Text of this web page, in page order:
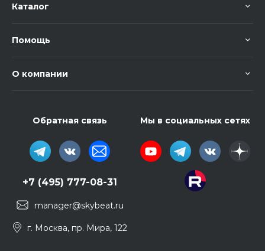
Каталог
Помощь
О компании
Обратная связь
+7 (495) 777-08-31
manager@skybeat.ru
г. Москва, пр. Мира, 122
Мы в социальных сетях